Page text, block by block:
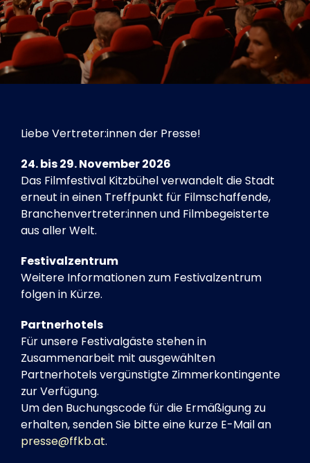
Tickets
Kurier Romy 2026
Liebe Vertreter:innen der Presse!
24. bis 29. November 2026
Das Filmfestival Kitzbühel verwandelt die Stadt
erneut in einen Treffpunkt für Filmschaffende,
Branchenvertreter:innen und Filmbegeisterte
aus aller Welt.
Festivalzentrum
Weitere Informationen zum Festivalzentrum
folgen in Kürze.
Partnerhotels
Für unsere Festivalgäste stehen in
Zusammenarbeit mit ausgewählten
Partnerhotels vergünstigte Zimmerkontingente
zur Verfügung.
Um den Buchungscode für die Ermäßigung zu
erhalten, senden Sie bitte eine kurze E-Mail an
presse@ffkb.at.